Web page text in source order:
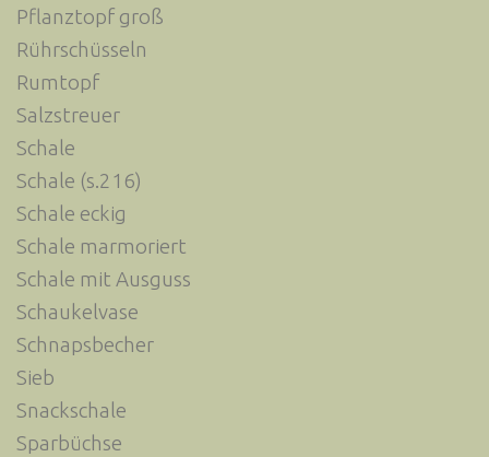
Pflanztopf groß
Rührschüsseln
Rumtopf
Salzstreuer
Schale
Schale (s.216)
Schale eckig
Schale marmoriert
Schale mit Ausguss
Schaukelvase
Schnapsbecher
Sieb
Snackschale
Sparbüchse